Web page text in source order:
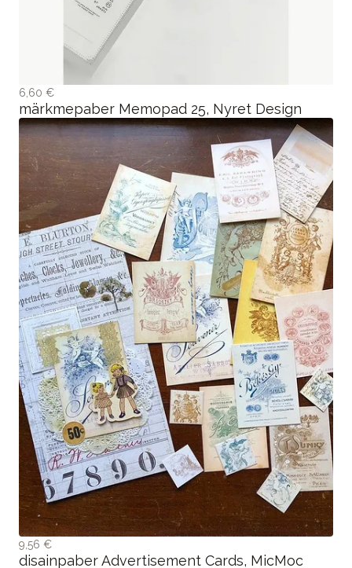
6,60 €
märkmepaber Memopad 25, Nyret Design
9,56 €
disainpaber Advertisement Cards, MicMoc